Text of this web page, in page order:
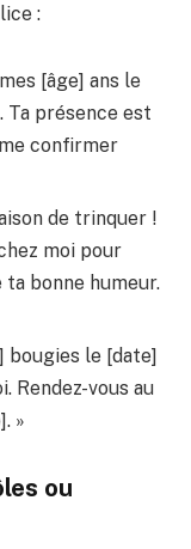
:
[âge] ans le
Ta présence est
confirmer
de trinquer !
moi pour
bonne humeur.
bougies le [date]
Rendez-vous au
»
ou